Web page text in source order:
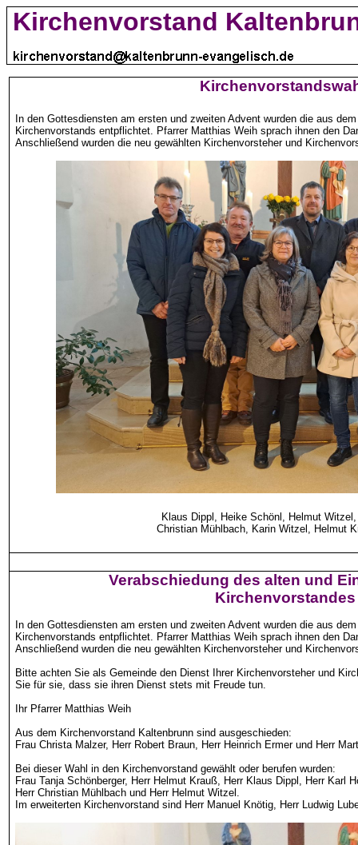
Kirchenvorstand
In den Gottesdiensten am ersten und zweiten Advent wurden die aus
Kirchenvorstands entpflichtet. Pfarrer Matthias Weih sprach ihnen den
Anschließend wurden die neu gewählten Kirchenvorsteher und
Klaus Dippl , Heike Schönl , Helmut
Christian Mühlbach, Karin Witzel, Helmut
Verabschiedung des alten und
Kirchenvorstandes
In den Gottesdiensten am ersten und zweiten Advent wurden die aus
Kirchenvorstands entpflichtet. Pfarrer Matthias Weih sprach ihnen den
Anschließend wurden die neu gewählten Kirchenvorsteher und
Bitte achten Sie als Gemeinde den Dienst Ihrer Kirchenvorsteher und
Sie für sie, dass sie ihren Dienst stets mit Freude tun.
Ihr Pfarrer Matthias Weih
Aus dem Kirchenvorstand Kaltenbrunn sind ausgeschieden:
Frau Christa Malzer, Herr Robert Braun, Herr Heinrich Ermerund Herr
Bei dieser Wahl in den Kirchenvorstand gewählt oder berufen wurden:
Frau Tanja Schönberger, Herr Helmut Krauß, Herr Klaus Dippl , Herr Karl
Herr Christian Mühlbach und Herr Helmut Witzel.
Im erweiterten Kirchenvorstand sind Herr Manuel Knötig, Herr Ludwig